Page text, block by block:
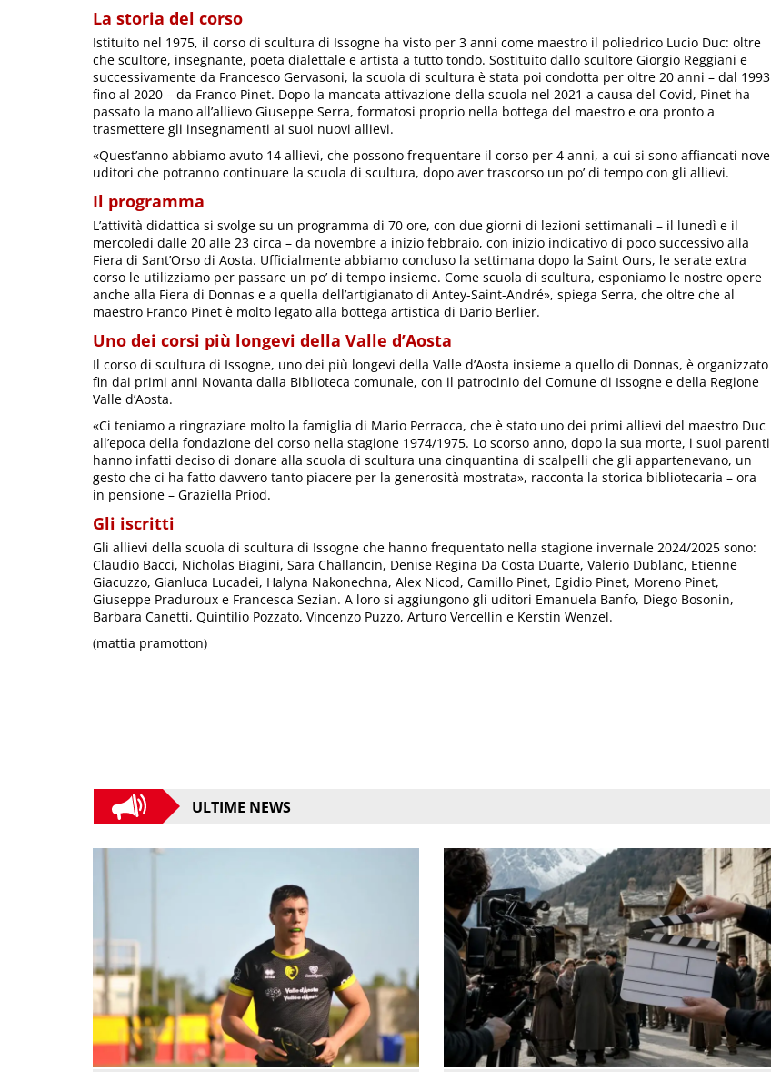
La storia del corso
Istituito nel 1975, il corso di scultura di Issogne ha visto per 3 anni come maestro il poliedrico Lucio Duc: oltre
che scultore, insegnante, poeta dialettale e artista a tutto tondo. Sostituito dallo scultore Giorgio Reggiani e
successivamente da Francesco Gervasoni, la scuola di scultura è stata poi condotta per oltre 20 anni – dal 1993
fino al 2020 – da Franco Pinet. Dopo la mancata attivazione della scuola nel 2021 a causa del Covid, Pinet ha
passato la mano all’allievo Giuseppe Serra, formatosi proprio nella bottega del maestro e ora pronto a
trasmettere gli insegnamenti ai suoi nuovi allievi.
«Quest’anno abbiamo avuto 14 allievi, che possono frequentare il corso per 4 anni, a cui si sono affiancati nove
uditori che potranno continuare la scuola di scultura, dopo aver trascorso un po’ di tempo con gli allievi.
Il programma
L’attività didattica si svolge su un programma di 70 ore, con due giorni di lezioni settimanali – il lunedì e il
mercoledì dalle 20 alle 23 circa – da novembre a inizio febbraio, con inizio indicativo di poco successivo alla
Fiera di Sant’Orso di Aosta. Ufficialmente abbiamo concluso la settimana dopo la Saint Ours, le serate extra
corso le utilizziamo per passare un po’ di tempo insieme. Come scuola di scultura, esponiamo le nostre opere
anche alla Fiera di Donnas e a quella dell’artigianato di Antey-Saint-André», spiega Serra, che oltre che al
maestro Franco Pinet è molto legato alla bottega artistica di Dario Berlier.
Uno dei corsi più longevi della Valle d’Aosta
Il corso di scultura di Issogne, uno dei più longevi della Valle d’Aosta insieme a quello di Donnas, è organizzato
fin dai primi anni Novanta dalla Biblioteca comunale, con il patrocinio del Comune di Issogne e della Regione
Valle d’Aosta.
«Ci teniamo a ringraziare molto la famiglia di Mario Perracca, che è stato uno dei primi allievi del maestro Duc
all’epoca della fondazione del corso nella stagione 1974/1975. Lo scorso anno, dopo la sua morte, i suoi parenti
hanno infatti deciso di donare alla scuola di scultura una cinquantina di scalpelli che gli appartenevano, un
gesto che ci ha fatto davvero tanto piacere per la generosità mostrata», racconta la storica bibliotecaria – ora
in pensione – Graziella Priod.
Gli iscritti
Gli allievi della scuola di scultura di Issogne che hanno frequentato nella stagione invernale 2024/2025 sono:
Claudio Bacci, Nicholas Biagini, Sara Challancin, Denise Regina Da Costa Duarte, Valerio Dublanc, Etienne
Giacuzzo, Gianluca Lucadei, Halyna Nakonechna, Alex Nicod, Camillo Pinet, Egidio Pinet, Moreno Pinet,
Giuseppe Praduroux e Francesca Sezian. A loro si aggiungono gli uditori Emanuela Banfo, Diego Bosonin,
Barbara Canetti, Quintilio Pozzato, Vincenzo Puzzo, Arturo Vercellin e Kerstin Wenzel.
(mattia pramotton)
ULTIME NEWS